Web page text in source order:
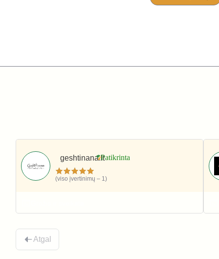
geshtinana.lt
(viso įvertinimų – 1)
Atgal